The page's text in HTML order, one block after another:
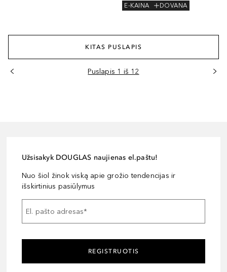
E-KAINA
DOVANA
KITAS PUSLAPIS
Puslapis 1 iš 12
Užsisakyk DOUGLAS naujienas el.paštu!
Nuo šiol žinok viską apie grožio tendencijas ir
išskirtinius pasiūlymus
El. pašto adresas*
REGISTRUOTIS